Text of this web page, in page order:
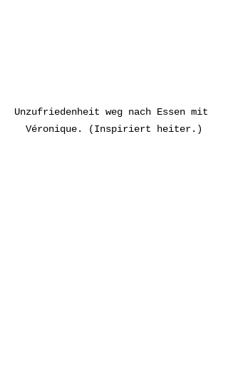
Unzufriedenheit weg nach Essen mit
Véronique. (Inspiriert heiter.)